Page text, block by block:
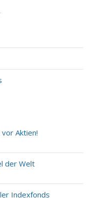
Aktien!
der Welt
Indexfonds